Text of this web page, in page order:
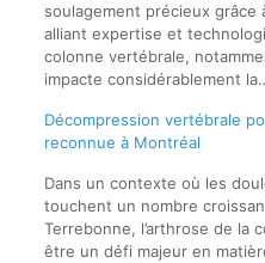
soulagement précieux grâce
alliant expertise et
colonne vertébrale,
impacte considérablement
Décompression vertébrale
reconnue à Montréal
Dans un contexte où les
touchent un nombre
Terrebonne, l’arthrose de la
être un défi majeur en